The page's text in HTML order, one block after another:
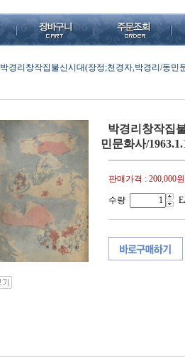
박경리창작집불신시대(장정;천경자,박경리/동민
박경리창작집
민문화사/
판매가격 : 200,000원
수량